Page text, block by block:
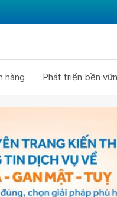
hàng Phát triển bền